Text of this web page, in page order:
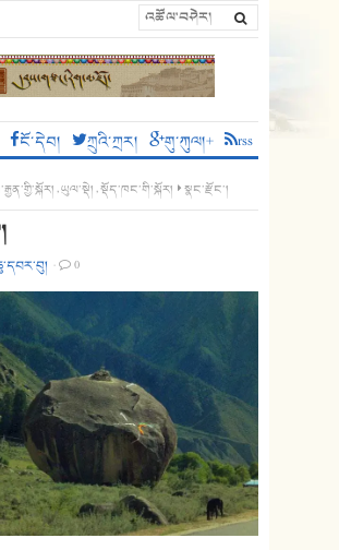
ངོ་དེབ། ཀྲུའི་ཀྲར། གུ་ཀུལ།+ rss
,ཡུལ་སྡེ།,སྡོད་ཁང་གི་སྐོར། སྣང་རྫོང་།
· 0